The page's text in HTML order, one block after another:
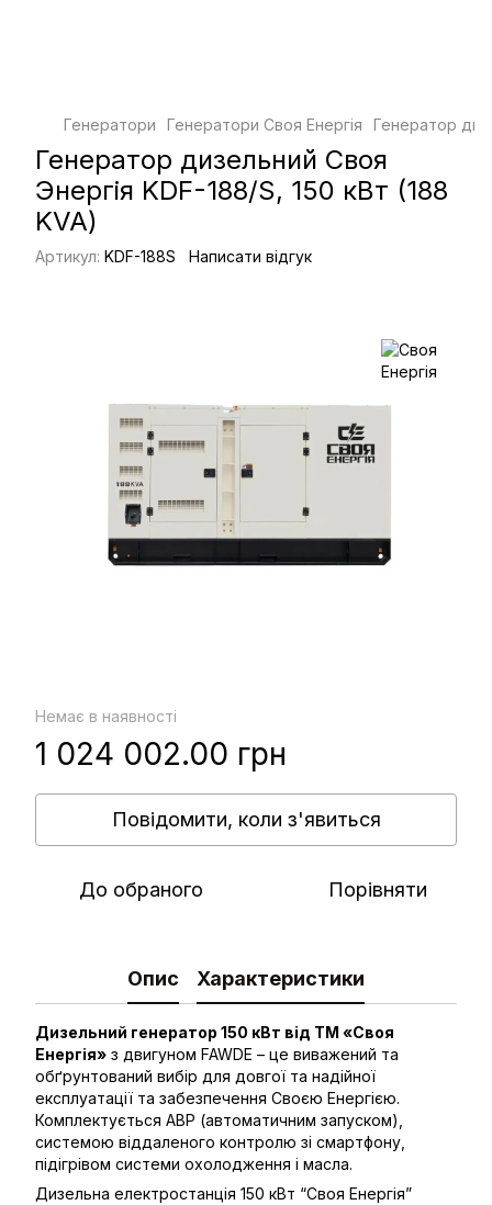
Генератори Генератори Своя Енергія Генератор
Генератор дизельний Своя
Энергія KDF-188/S, 150 кВт (188
KVA)
Артикул: KDF-188S Написати відгук
Немає в наявності
1 024 002.00 грн
Повідомити, коли з'явиться
До обраного Порівняти
Опис Характеристики
Дизельний генератор 150 кВт від ТМ «Своя
Енергія» з двигуном FAWDE – це виважений та
обґрунтований вибір для довгої та надійної
експлуатації та забезпечення Своєю Енергією.
Комплектується АВР (автоматичним запуском),
системою віддаленого контролю зі смартфону,
підігрівом системи охолодження і масла.
Дизельна електростанція 150 кВт “Своя Енергія”